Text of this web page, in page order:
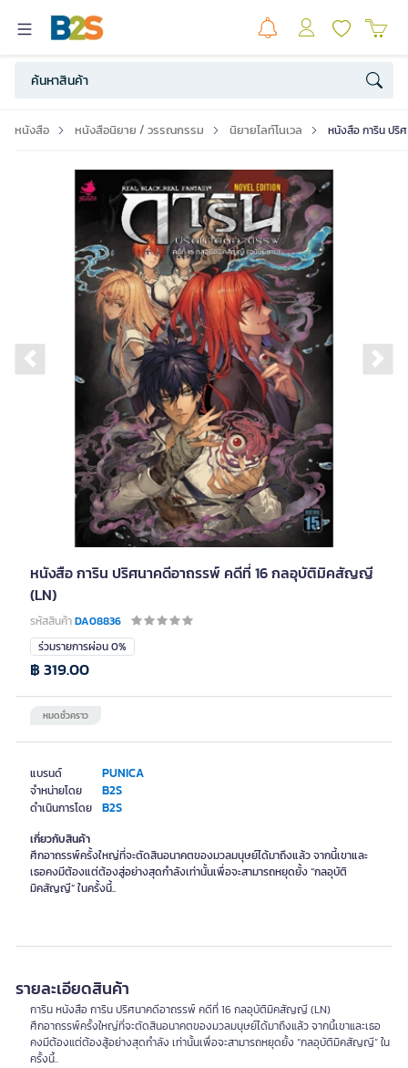
หนังสือ หนังสือนิยาย / วรรณกรรม นิยายไลท์โนเวล หนังสือ การิน ป
Previous slide
หนังสือ การิน ปริศนาคดีอาถรรพ์ คดีที่ 16 กลอุบัติมิคสัญญี
(LN)
รหัสสินค้าDA08836
แบรนด์ PUNICA
จำหน่ายโดย B2S
ดำเนินการโดย B2S
ร่วมรายการผ่อน 0%
หมดชั่วคราว
฿ 319.00
เกี่ยวกับสินค้า
ศึกอาถรรพ์ครั้งใหญ่ที่จะตัดสินอนาคตของมวลมนุษย์ได้มาถึงแล้ว จากนี้เขาและ
เธอคงมีต้องแต่ต้องสู่อย่างสุดกำลังเท่านั้นเพื่อจะสามารถหยุดยั้ง “กลอุบัติ
มิคสัญญี” ในครั้งนี้..
รายละเอียดสินค้า
การิน หนังสือ การิน ปริศนาคดีอาถรรพ์ คดีที่ 16 กลอุบัติมิคสัญญี (LN)
ศึกอาถรรพ์ครั้งใหญ่ที่จะตัดสินอนาคตของมวลมนุษย์ได้มาถึงแล้ว จากนี้เขาและเธอ
คงมีต้องแต่ต้องสู้อย่างสุดกำลัง เท่านั้นเพื่อจะสามารถหยุดยั้ง “กลอุบัติมิคสัญญี” ใน
ครั้งนี้..